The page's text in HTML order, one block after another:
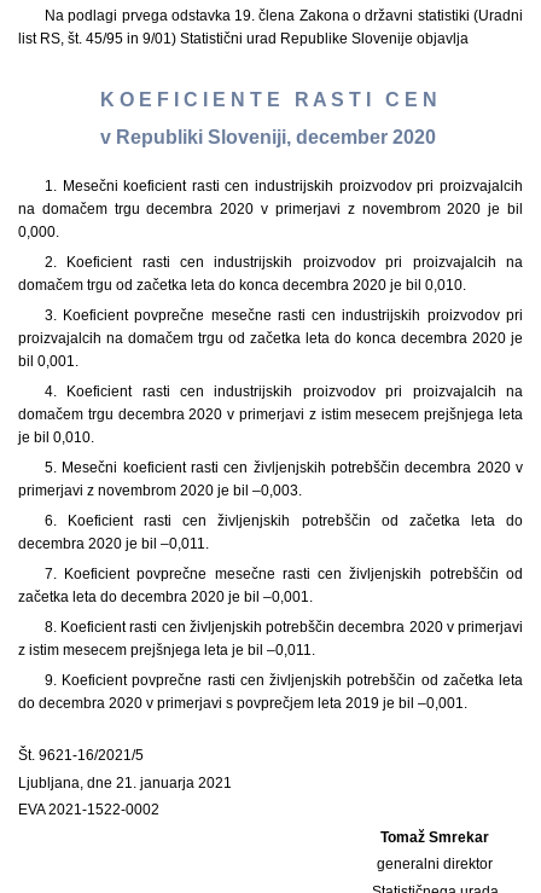
Na podlagi prvega odstavka 19. člena Zakona o državni statistiki (Uradni
list RS, št. 45/95 in 9/01) Statistični urad Republike Slovenije objavlja
K O E F I C I E N T E R A S T I C E N
v Republiki Sloveniji, december 2020
1. Mesečni koeficient rasti cen industrijskih proizvodov pri proizvajalcih
na domačem trgu decembra 2020 v primerjavi z novembrom 2020 je bil
0,000.
2. Koeficient rasti cen industrijskih proizvodov pri proizvajalcih na
domačem trgu od začetka leta do konca decembra 2020 je bil 0,010.
3. Koeficient povprečne mesečne rasti cen industrijskih proizvodov pri
proizvajalcih na domačem trgu od začetka leta do konca decembra 2020 je
bil 0,001.
4. Koeficient rasti cen industrijskih proizvodov pri proizvajalcih na
domačem trgu decembra 2020 v primerjavi z istim mesecem prejšnjega leta
je bil 0,010.
5. Mesečni koeficient rasti cen življenjskih potrebščin decembra 2020 v
primerjavi z novembrom 2020 je bil –0,003.
6. Koeficient rasti cen življenjskih potrebščin od začetka leta do
decembra 2020 je bil –0,011.
7. Koeficient povprečne mesečne rasti cen življenjskih potrebščin od
začetka leta do decembra 2020 je bil –0,001.
8. Koeficient rasti cen življenjskih potrebščin decembra 2020 v primerjavi
z istim mesecem prejšnjega leta je bil –0,011.
9. Koeficient povprečne rasti cen življenjskih potrebščin od začetka leta
do decembra 2020 v primerjavi s povprečjem leta 2019 je bil –0,001.
Št. 9621-16/2021/5
Ljubljana, dne 21. januarja 2021
EVA 2021-1522-0002
Tomaž Smrekar
generalni direktor